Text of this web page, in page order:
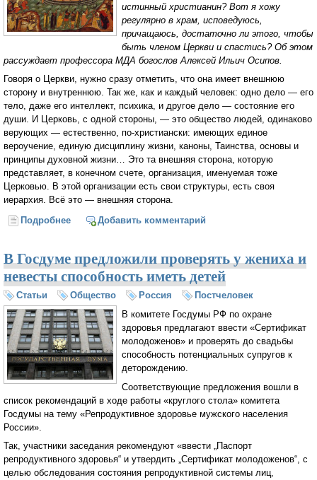
истинный христианин? Вот я хожу
регулярно в храм, исповедуюсь,
причащаюсь, достаточно ли этого, чтобы
быть членом Церкви и спастись? Об этом
рассуждает профессора МДА богослов Алексей Ильич Осипов.
Говоря о Церкви, нужно сразу отметить, что она имеет внешнюю
сторону и внутреннюю. Так же, как и каждый человек: одно дело — его
тело, даже его интеллект, психика, и другое дело — состояние его
души. И Церковь, с одной стороны, — это общество людей, одинаково
верующих — естественно, по-христиански: имеющих единое
вероучение, единую дисциплину жизни, каноны, Таинства, основы и
принципы духовной жизни… Это та внешняя сторона, которую
представляет, в конечном счете, организация, именуемая тоже
Церковью. В этой организации есть свои структуры, есть своя
иерархия. Всё это — внешняя сторона.
Подробнее о Корабль спасения (Алексей Ильич Осипов)
Добавить комментарий
В Госдуме предложили проверять у жениха и
невесты способность иметь детей
Статьи Общество Россия
Постчеловек
В комитете Госдумы РФ по охране
здоровья предлагают ввести «Сертификат
молодоженов» и проверять до свадьбы
способность потенциальных супругов к
деторождению.
Соответствующие предложения вошли в
список рекомендаций в ходе работы «круглого стола» комитета
Госдумы на тему «Репродуктивное здоровье мужского населения
России».
Так, участники заседания рекомендуют «ввести „Паспорт
репродуктивного здоровья“ и утвердить „Сертификат молодоженов“, с
целью обследования состояния репродуктивной системы лиц,